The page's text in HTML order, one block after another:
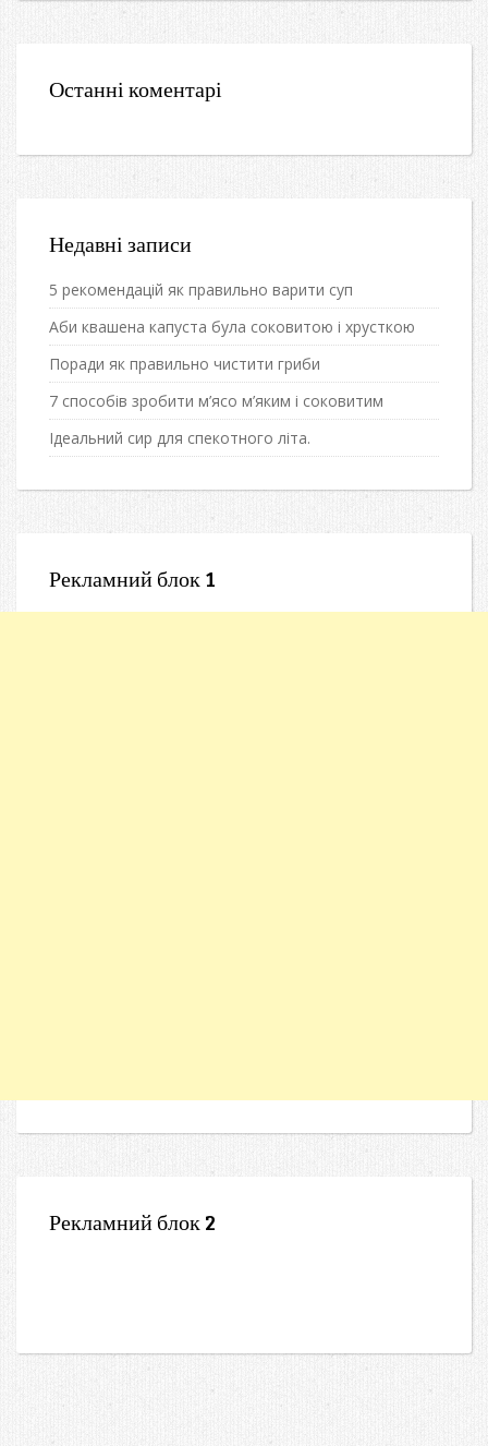
Останні коментарі
Недавні записи
5 рекомендацій як правильно варити суп
Аби квашена капуста була соковитою і хрусткою
Поради як правильно чистити гриби
7 способів зробити м’ясо м’яким і соковитим
Ідеальний сир для спекотного літа.
Рекламний блок 1
Рекламний блок 2